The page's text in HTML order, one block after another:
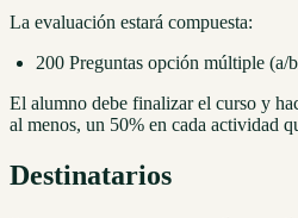
La evaluación estará compuesta:
200 Preguntas opción múltiple (a/
El alumno debe finalizar el curso y
al menos, un 50% en cada actividad
Destinatarios